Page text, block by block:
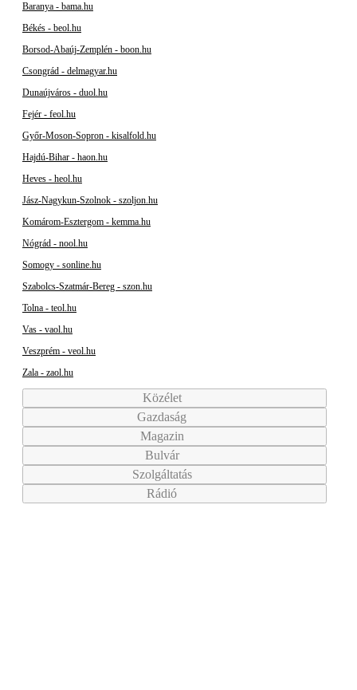
Baranya - bama.hu
Békés - beol.hu
Borsod-Abaúj-Zemplén - boon.hu
Csongrád - delmagyar.hu
Dunaújváros - duol.hu
Fejér - feol.hu
Győr-Moson-Sopron - kisalfold.hu
Hajdú-Bihar - haon.hu
Heves - heol.hu
Jász-Nagykun-Szolnok - szoljon.hu
Komárom-Esztergom - kemma.hu
Nógrád - nool.hu
Somogy - sonline.hu
Szabolcs-Szatmár-Bereg - szon.hu
Tolna - teol.hu
Vas - vaol.hu
Veszprém - veol.hu
Zala - zaol.hu
Közélet
Gazdaság
Magazin
Bulvár
Szolgáltatás
Rádió